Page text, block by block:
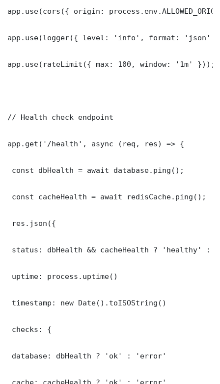
app.use(cors({ origin:
app.use(logger({ level: 'info', format: 'json'
app.use(rateLimit({ max: 100, window: '1m' }));
// Health check endpoint
app.get('/health', async (req, res) => {
const dbHealth = await database.ping();
const cacheHealth = await redisCache.ping();
res.json({
status: dbHealth && cacheHealth ? 'healthy' :
uptime: process.uptime()
timestamp: new Date().toISOString()
checks: {
database: dbHealth ? 'ok' : 'error'
cache: cacheHealth ? 'ok' : 'error'